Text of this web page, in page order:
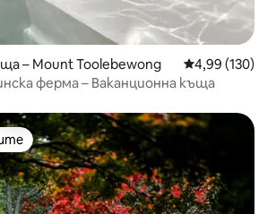
– Mount Toolebewong Средна
4,99 (130)
ферма – Ваканционна къща